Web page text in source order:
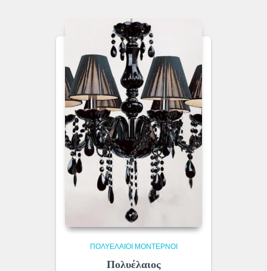
ΠΟΛΥΈΛΑΙΟΙ ΜΟΝΤΈΡΝΟΙ
Πολυέλαιος